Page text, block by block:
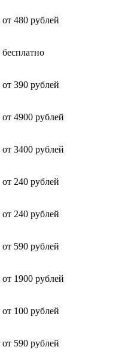
от 480 рублей
бесплатно
от 390 рублей
от 4900 рублей
от 3400 рублей
от 240 рублей
от 240 рублей
от 590 рублей
от 1900 рублей
от 100 рублей
от 590 рублей